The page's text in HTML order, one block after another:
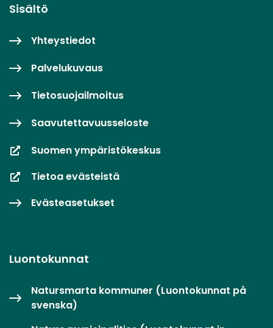
Sisältö
Yhteystiedot
Palvelukuvaus
Tietosuojailmoitus
Saavutettavuusseloste
Suomen ympäristökeskus
Tietoa evästeistä
Evästeasetukset
Luontokunnat
Natursmarta kommuner (Luontokunnat på
svenska)